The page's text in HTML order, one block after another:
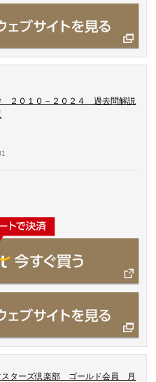
２０１０－２０２４ 過去問解説
スターズ倶楽部 ゴールド会員 月